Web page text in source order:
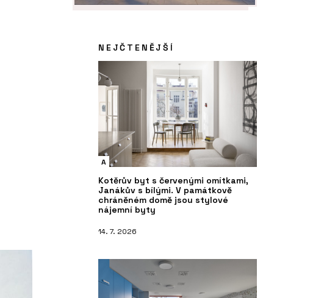
NEJČTENĚJŠÍ
A
Kotěrův byt s červenými omítkami,
Janákův s bílými. V památkově
chráněném domě jsou stylové
nájemní byty
14. 7. 2026